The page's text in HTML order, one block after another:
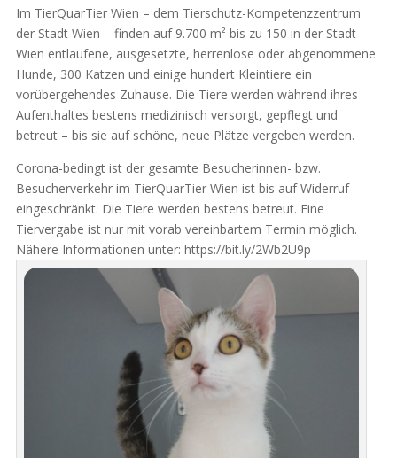
Im TierQuarTier Wien – dem Tierschutz-Kompetenzzentrum
der Stadt Wien – finden auf 9.700 m² bis zu 150 in der Stadt
Wien entlaufene, ausgesetzte, herrenlose oder abgenommene
Hunde, 300 Katzen und einige hundert Kleintiere ein
vorübergehendes Zuhause. Die Tiere werden während ihres
Aufenthaltes bestens medizinisch versorgt, gepflegt und
betreut – bis sie auf schöne, neue Plätze vergeben werden.
Corona-bedingt ist der gesamte Besucherinnen- bzw.
Besucherverkehr im TierQuarTier Wien ist bis auf Widerruf
eingeschränkt. Die Tiere werden bestens betreut. Eine
Tiervergabe ist nur mit vorab vereinbartem Termin möglich.
Nähere Informationen unter: https://bit.ly/2Wb2U9p